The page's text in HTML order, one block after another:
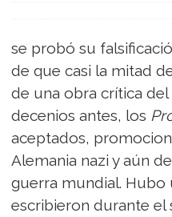
se probó su
de que casi la mitad
de una obra crítica
decenios antes, los
aceptados,
Alemania nazi y aún
guerra mundial. Hubo
escribieron durante el